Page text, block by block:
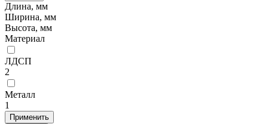
Длина, мм
Ширина, мм
Высота, мм
Материал
ЛДСП
2
Металл
1
Применить